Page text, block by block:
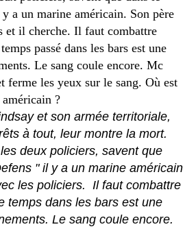
a un marine américain. Son père
et il cherche. Il faut combattre
passé dans les bars est une
Le sang coule encore. Mc
ferme les yeux sur le sang. Où est
?
et son armée territoriale,
à tout, leur montre la mort.
deux policiers, savent que
" il y a un marine américain
les policiers. Il faut combattre
temps dans les bars est une
Le sang coule encore.